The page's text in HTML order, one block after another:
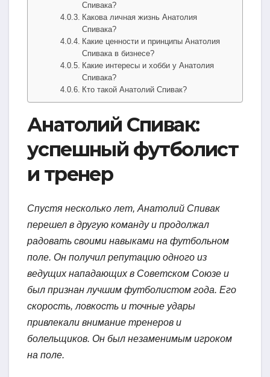
Спивака?
Какова личная жизнь Анатолия
Спивака?
Какие ценности и принципы Анатолия
Спивака в бизнесе?
Какие интересы и хобби у Анатолия
Спивака?
Кто такой Анатолий Спивак?
Анатолий Спивак:
успешный футболист
и тренер
Спустя несколько лет, Анатолий Спивак
перешел в другую команду и продолжал
радовать своими навыками на футбольном
поле. Он получил репутацию одного из
ведущих нападающих в Советском Союзе и
был признан лучшим футболистом года. Его
скорость, ловкость и точные удары
привлекали внимание тренеров и
болельщиков. Он был незаменимым игроком
на поле.